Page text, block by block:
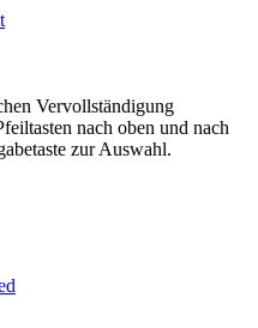
Vervollständigung
nach oben und nach
zur Auswahl.